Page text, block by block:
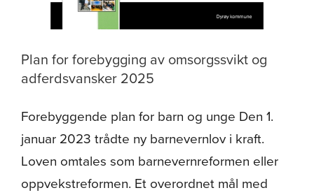
Plan for forebygging av omsorgssvikt og
adferdsvansker 2025
Forebyggende plan for barn og unge Den 1.
januar 2023 trådte ny barnevernlov i kraft.
Loven omtales som barnevernreformen eller
oppvekstreformen. Et overordnet mål med